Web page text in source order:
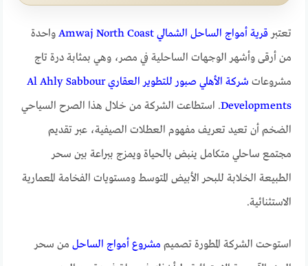
تعتبر قرية أمواج الساحل الشمالي Amwaj North Coast
واحدة
من أرقى وأشهر الوجهات الساحلية في مصر، وهي بمثابة درة تاج
مشروعات
شركة الأهلي صبور للتطوير العقاري Al Ahly Sabbour
Developments. استطاعت الشركة من خلال هذا الصرح السياحي
الضخم أن تعيد تعريف مفهوم العطلات الصيفية، عبر تقديم
مجتمع ساحلي متكامل ينبض بالحياة ويمزج ببراعة بين سحر
الطبيعة الخلابة للبحر الأبيض المتوسط ومستويات الفخامة المعمارية
الاستثنائية.
استوحت الشركة المطورة تصميم مشروع أمواج الساحل من سحر